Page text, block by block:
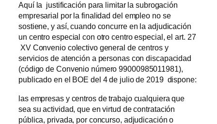
Aquí la justificación para limitar la subrogación
empresarial por la finalidad del empleo no se
sostiene, y así, cuando concurre en la adjudicación
un centro especial con otro centro especial, el art. 27
XV Convenio colectivo general de centros y
servicios de atención a personas con discapacidad
(código de Convenio número 99000985011981),
publicado en el BOE del 4 de julio de 2019 dispone:
las empresas y centros de trabajo cualquiera que
sea su actividad, que en virtud de contratación
pública, privada, por concurso, adjudicación o